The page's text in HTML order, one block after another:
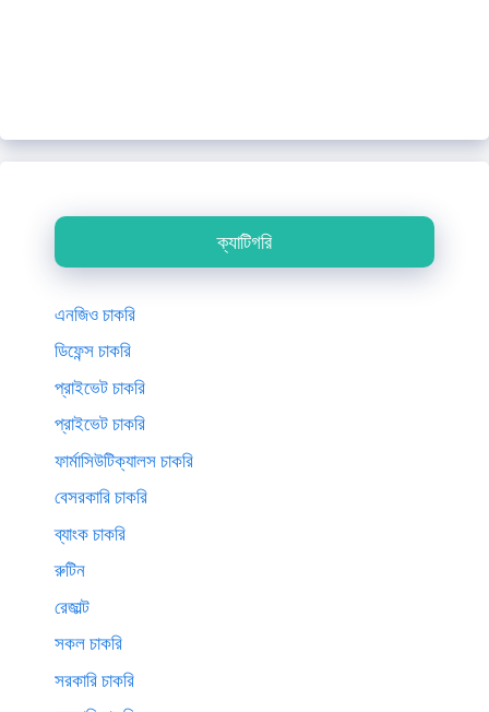
ক্যাটিগরি
এনজিও চাকরি
ডিফেন্স চাকরি
প্রাইভেট চাকরি
প্রাইভেট চাকরি
ফার্মাসিউটিক্যালস চাকরি
বেসরকারি চাকরি
ব্যাংক চাকরি
রুটিন
রেজাল্ট
সকল চাকরি
সরকারি চাকরি